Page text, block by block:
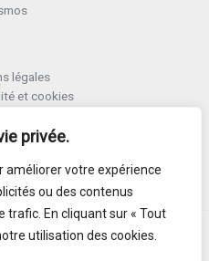
privée.
améliorer votre expérience
ou des contenus
trafic. En cliquant sur « Tout
utilisation des cookies.
légales
et cookies
RMA
© 2026